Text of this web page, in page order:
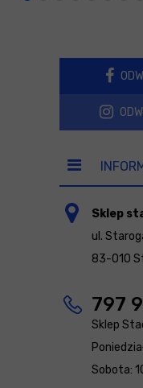
Sklep
ul.
83-010
797
Sklep
Sobota: